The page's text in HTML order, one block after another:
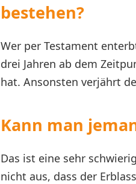
bestehen?
Wer per Testament
drei Jahren ab dem
hat. Ansonsten verjährt
Kann man
Das ist eine sehr
nicht aus, dass der